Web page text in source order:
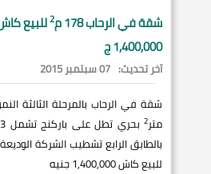
شقة فيالرحاب178 م 2للبيع
1,400,000 ج
آخر تحديث: 07 سبتمبر 2015
شقة في الرحاب بالمرحلة الثالثة
متر2
بالطابق الرابع تشطيب الشركة
للبيع كاش 1,400,000 جنيه